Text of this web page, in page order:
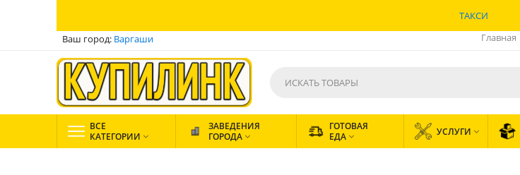
ТАКСИ
Ваш город: Варгаши Главная
ВСЕ
КАТЕГОРИИ 
ЗАВЕДЕНИЯ
ГОРОДА 
ГОТОВАЯ
ЕДА  УСЛУГИ 